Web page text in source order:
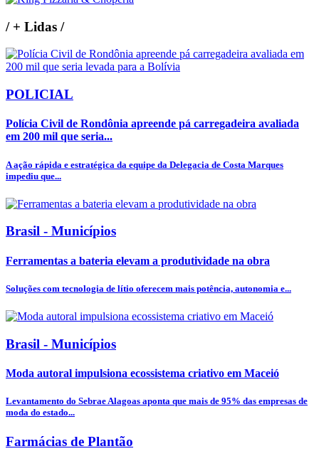
/+ Lidas /
POLICIAL
Polícia Civil de Rondônia apreende pá carregadeira avaliada
em 200 mil que seria...
A ação rápida e estratégica da equipe da Delegacia de Costa Marques
impediu que...
Brasil - Municípios
Ferramentas a bateria elevam a produtividade na obra
Soluções com tecnologia de lítio oferecem mais potência, autonomia e...
Brasil - Municípios
Moda autoral impulsiona ecossistema criativo em Maceió
Levantamento do Sebrae Alagoas aponta que mais de 95% das empresas de
moda do estado...
Farmácias de Plantão